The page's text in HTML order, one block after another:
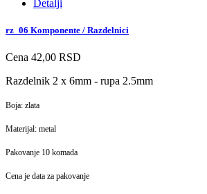
Detalji
rz_06 Komponente / Razdelnici
Cena 42,00 RSD
Razdelnik 2 x 6mm - rupa 2.5mm
Boja: zlata
Materijal: metal
Pakovanje 10 komada
Cena je data za pakovanje